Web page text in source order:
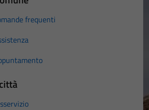
frequenti